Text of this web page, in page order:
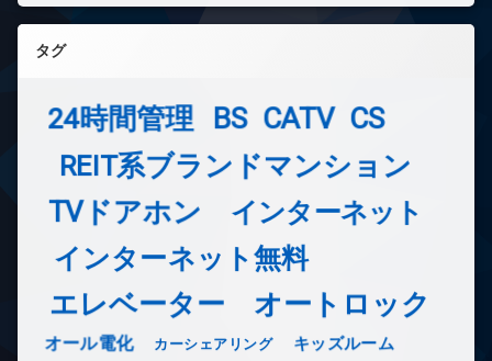
タグ
24時間管理 BS CATV CS
REIT系ブランドマンション
TVドアホン インターネット
インターネット無料
エレベーター オートロック
オール電化 カーシェアリング キッズルーム